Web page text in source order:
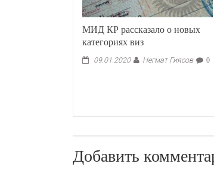
МИД КР рассказало о новых
категориях виз
09.01.2020 Негмат Гиясов 0
Добавить